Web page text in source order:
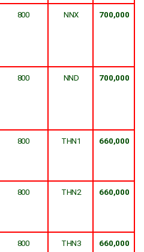
800 NNX 700,000
800 NND 700,000
800 THN1 660,000
800 THN2 660,000
800 THN3 660,000